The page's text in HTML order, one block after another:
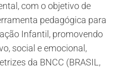
com o objetivo de
pedagógica para
Infantil, promovendo
social e emocional,
da BNCC (BRASIL,